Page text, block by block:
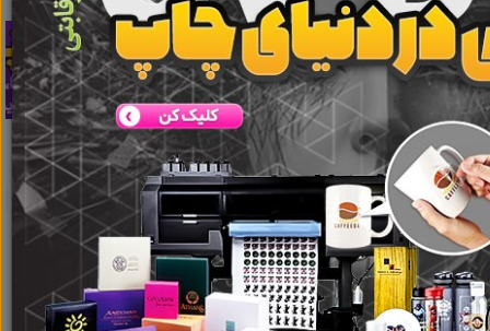
نتایج جستجو برای برچسبمیانه
گروه ها
املاک